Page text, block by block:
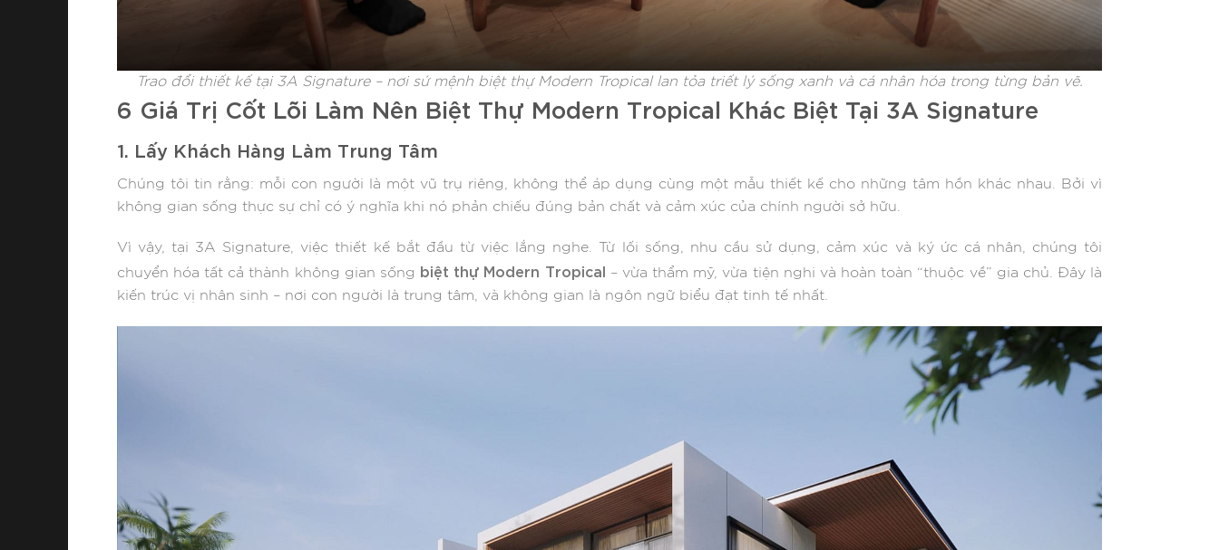
Trao đổi thiết kế tại 3A Signature – nơi sứ mệnh biệt thự Modern Tropical lan tỏa triết lý sống xanh và cá nhân hóa trong từng bản vẽ.
6 Giá Trị Cốt Lõi Làm Nên Biệt Thự Modern Tropical Khác Biệt Tại 3A Signature
1. Lấy Khách Hàng Làm Trung Tâm
Chúng tôi tin rằng: mỗi con người là một vũ trụ riêng, không thể áp dụng cùng một mẫu thiết kế cho những tâm hồn khác nhau. Bởi vì
không gian sống thực sự chỉ có ý nghĩa khi nó phản chiếu đúng bản chất và cảm xúc của chính người sở hữu.
Vì vậy, tại 3A Signature, việc thiết kế bắt đầu từ việc lắng nghe. Từ lối sống, nhu cầu sử dụng, cảm xúc và ký ức cá nhân, chúng tôi
chuyển hóa tất cả thành không gian sống biệt thự Modern Tropical – vừa thẩm mỹ, vừa tiện nghi và hoàn toàn “thuộc về” gia chủ. Đây là
kiến trúc vị nhân sinh – nơi con người là trung tâm, và không gian là ngôn ngữ biểu đạt tinh tế nhất.